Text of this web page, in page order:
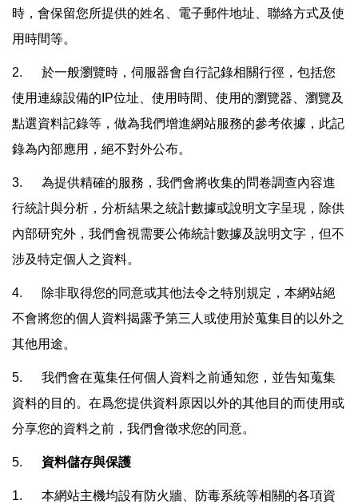
時，會保留您所提供的姓名、電子郵件地址、聯絡方式及使
用時間等。
2. 於一般瀏覽時，伺服器會自行記錄相關行徑，包括您
使用連線設備的IP位址、使用時間、使用的瀏覽器、瀏覽及
點選資料記錄等，做為我們增進網站服務的參考依據，此記
錄為內部應用，絕不對外公布。
3. 為提供精確的服務，我們會將收集的問卷調查內容進
行統計與分析，分析結果之統計數據或說明文字呈現，除供
內部研究外，我們會視需要公佈統計數據及說明文字，但不
涉及特定個人之資料。
4. 除非取得您的同意或其他法令之特別規定，本網站絕
不會將您的個人資料揭露予第三人或使用於蒐集目的以外之
其他用途。
5. 我們會在蒐集任何個人資料之前通知您，並告知蒐集
資料的目的。在爲您提供資料原因以外的其他目的而使用或
分享您的資料之前，我們會徵求您的同意。
5. 資料儲存與保護
1. 本網站主機均設有防火牆、防毒系統等相關的各項資